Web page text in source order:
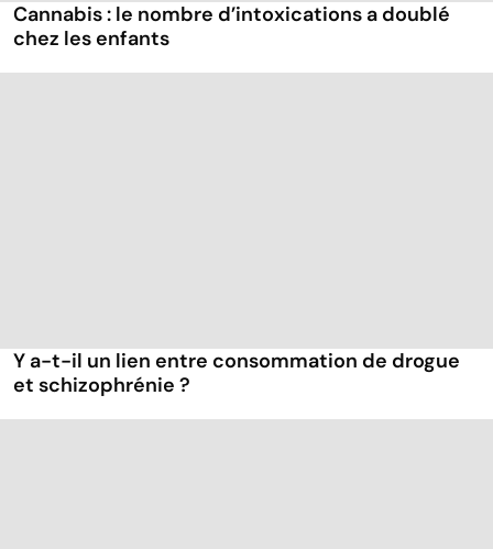
Cannabis : le nombre d’intoxications a doublé
chez les enfants
Y a-t-il un lien entre consommation de drogue
et schizophrénie ?